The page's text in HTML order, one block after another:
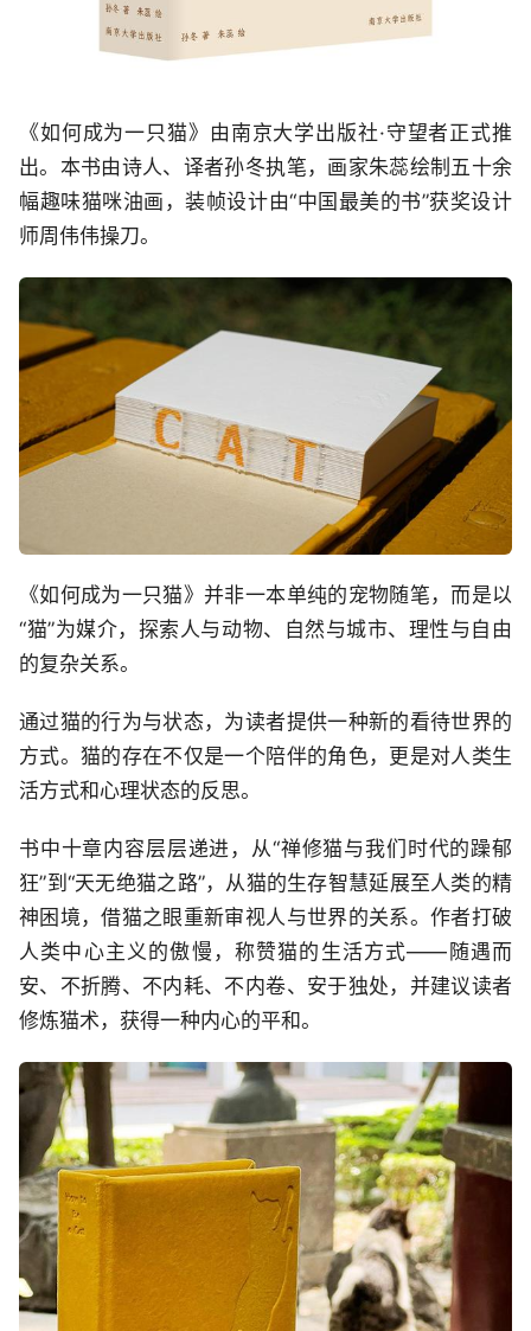
《如何成为一只猫》由南京大学出版社·守望者正式推
出。本书由诗人、译者孙冬执笔，画家朱蕊绘制五十余
幅趣味猫咪油画，装帧设计由“中国最美的书”获奖设计
师周伟伟操刀。
《如何成为一只猫》并非一本单纯的宠物随笔，而是以
“猫”为媒介，探索人与动物、自然与城市、理性与自由
的复杂关系。
通过猫的行为与状态，为读者提供一种新的看待世界的
方式。猫的存在不仅是一个陪伴的角色，更是对人类生
活方式和心理状态的反思。
书中十章内容层层递进，从“禅修猫与我们时代的躁郁
狂”到“天无绝猫之路”，从猫的生存智慧延展至人类的精
神困境，借猫之眼重新审视人与世界的关系。作者打破
人类中心主义的傲慢，称赞猫的生活方式——随遇而
安、不折腾、不内耗、不内卷、安于独处，并建议读者
修炼猫术，获得一种内心的平和。